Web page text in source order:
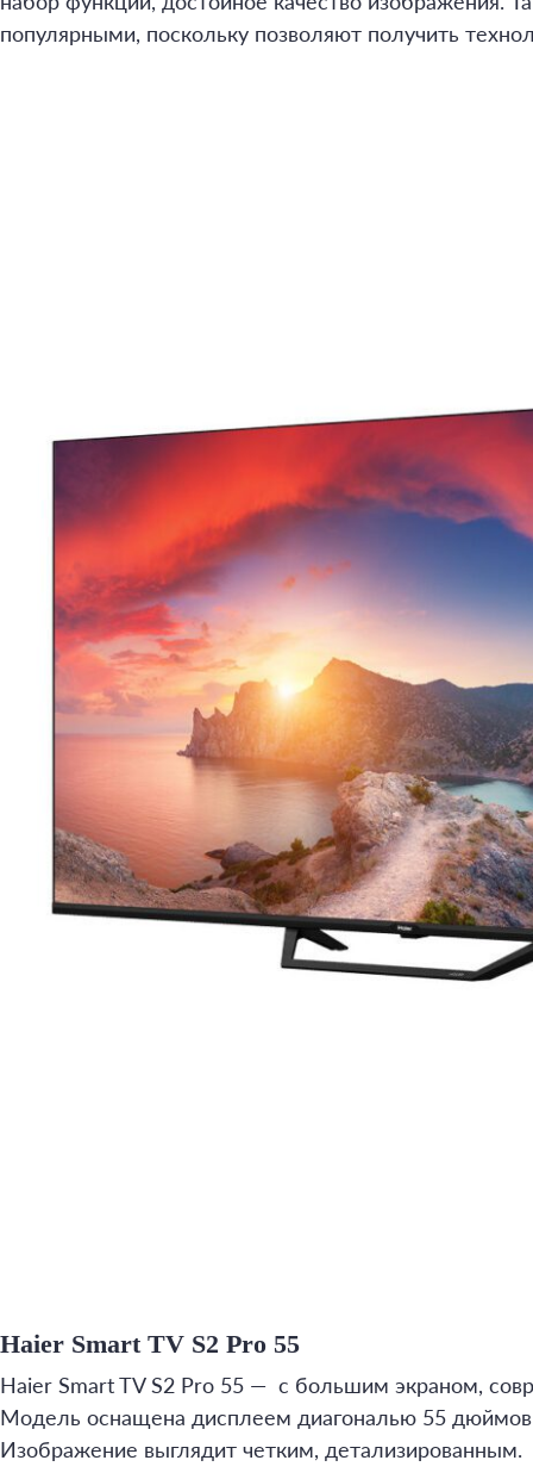
популярными, поскольку позволяют получить
Haier Smart TV S2 Pro 55
Haier Smart TV S2 Pro 55 — с большим экраном,
Модель оснащена дисплеем диагональю 55
Изображение выглядит четким, детализированным.